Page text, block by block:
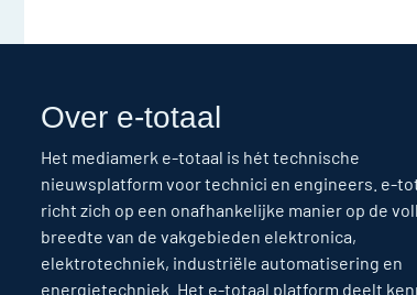
Over e-totaal
Het mediamerk e-totaal is hét technische
nieuwsplatform voor technici en engineers. e-
richt zich op een onafhankelijke manier op de
breedte van de vakgebieden elektronica,
elektrotechniek, industriële automatisering en
energietechniek. Het e-totaal platform deelt